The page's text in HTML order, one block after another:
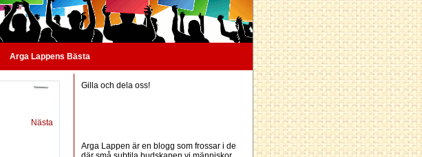
Arga Lappens Bästa
Nästa
Gilla och dela oss!
Arga Lappen är en blogg som frossar i de